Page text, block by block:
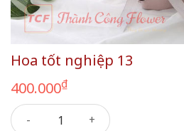
Hoa tốt nghiệp 13
400.000₫
Hoa tốt nghiệp 13 số lượng